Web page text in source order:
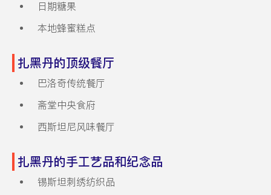
日期糖果
本地蜂蜜糕点
扎黑丹的顶级餐厅
巴洛奇传统餐厅
斋堂中央食府
西斯坦尼风味餐厅
扎黑丹的手工艺品和纪念品
锡斯坦刺绣纺织品